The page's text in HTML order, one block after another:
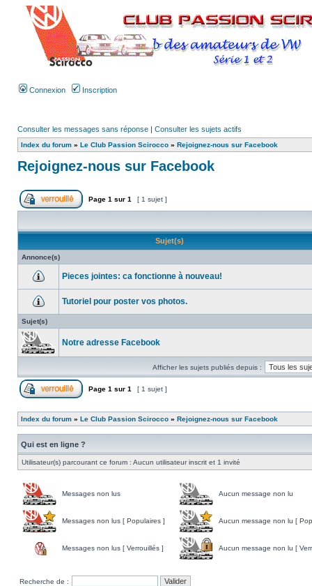
Connexion Inscription
Consulter les messages sans réponse | Consulter les sujets actifs
Index du forum » Le Club Passion Scirocco » Rejoignez-nous sur Facebook
Rejoignez-nous sur Facebook
Page 1 sur 1 [ 1 sujet ]
Sujet(s)
Annonce(s)
Pieces jointes: ca fonctionne à nouveau!
Tutoriel pour poster vos photos.
Sujet(s)
Notre adresse Facebook
Afficher les sujets publiés depuis :
Page 1 sur 1 [ 1 sujet ]
Index du forum » Le Club Passion Scirocco » Rejoignez-nous sur Facebook
Qui est en ligne ?
Utilisateur(s) parcourant ce forum : Aucun utilisateur inscrit et 1 invité
Messages non lus Aucun message non lu
Messages non lus [ Populaires ] Aucun message non lu [
Messages non lus [ Verrouillés ] Aucun message non lu [
Recherche de :